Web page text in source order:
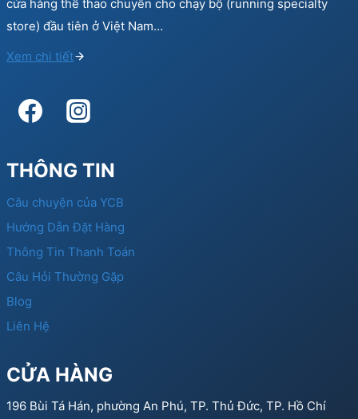
cửa hàng thể thao chuyên cho chạy bộ (running specialty
store) đầu tiên ở Việt Nam…
Xem chi tiết
THÔNG TIN
Câu chuyện của YCB
Hướng Dẫn Đặt Hàng
Thông Tin Thanh Toán
Câu Hỏi Thường Gặp
Blog
Liên Hệ
CỬA HÀNG
196 Bùi Tá Hán, phường An Phú, TP. Thủ Đức, TP. Hồ Chí